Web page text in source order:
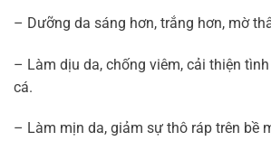
– Dưỡng da sáng hơn, trắng hơn, mờ
– Làm dịu da, chống viêm, cải thiện
cá.
– Làm mịn da, giảm sự thô ráp trên bề